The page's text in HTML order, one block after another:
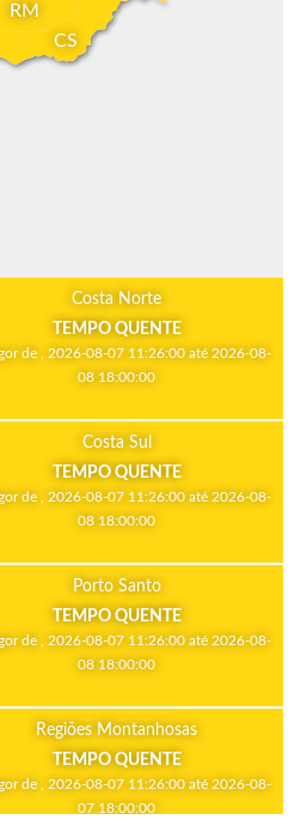
CS
RM
Costa Norte
TEMPO QUENTE
de , 2026-08-07 11:26:00 até 2026-08-
08 18:00:00
Costa Sul
TEMPO QUENTE
de , 2026-08-07 11:26:00 até 2026-08-
08 18:00:00
Porto Santo
TEMPO QUENTE
de , 2026-08-07 11:26:00 até 2026-08-
08 18:00:00
Regiões Montanhosas
TEMPO QUENTE
de , 2026-08-07 11:26:00 até 2026-08-
07 18:00:00